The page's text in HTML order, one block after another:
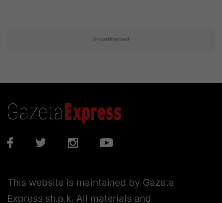
Advertisement
This website is maintained by Gazeta
Express sh.p.k. All materials and